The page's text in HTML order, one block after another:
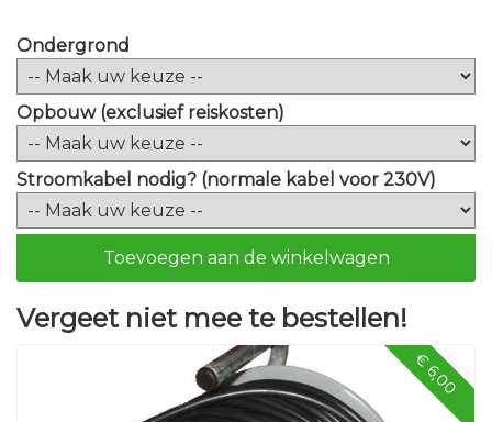
Ondergrond
Opbouw (exclusief reiskosten)
Stroomkabel nodig? (normale kabel voor 230V)
Toevoegen aan de winkelwagen
Vergeet niet mee te bestellen!
€ 6,00